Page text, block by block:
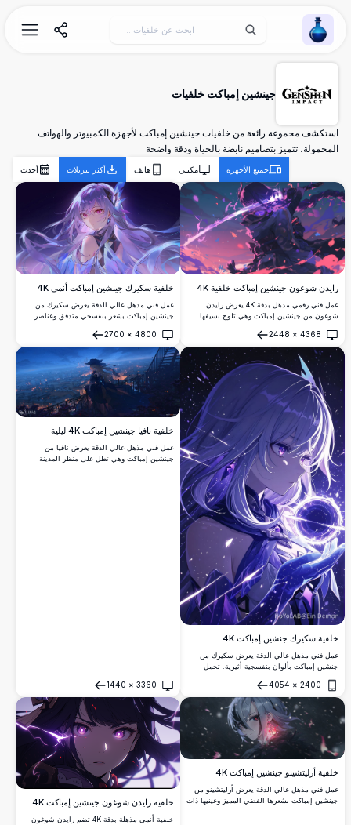
Wallpaper Alchemy
جينشين إمباكت خلفيات
استكشف مجموعة رائعة من خلفيات جينشين إمباكت لأجهزة الكمبيوتر والهواتف
المحمولة، تتميز بتصاميم نابضة بالحياة ودقة واضحة
جميع الأجهزة مكتبي هاتف أكثر تنزيلات أحدث
رايدن شوغون جينشين إمباكت خلفية 4K
عمل فني رقمي مذهل بدقة 4K يعرض رايدن
شوغون من جينشين إمباكت وهي تلوح بسيفها
الكرز. رسم توضيحي عالي الدقة بأسلوب الأنمي
مثالي لخلفيات سطح المكتب مع لوحة ألوان
بنفسجية ووردية نابضة بالحياة تخلق جو معركة
ملحمية.
4368
×
2448
فتح
خلفية سكيرك جينشين إمباكت أنمي 4K
عمل فني مذهل عالي الدقة يعرض سكيرك من
جينشين إمباكت بشعر بنفسجي متدفق وعناصر
بالنجوم. خلفية سطح مكتب مثالية تعرض أسلوب
فني أنمي أثيري بلوحة ألوان نابضة بالحياة من
البنفسجي والأزرق.
4800
×
2700
فتح
خلفية سكيرك جنشين إمباكت 4K
عمل فني مذهل عالي الدقة يعرض سكيرك من
جنشين إمباكت بألوان بنفسجية أثيرية. تحمل
مليئة بالنجوم، تعرض فناً جميلاً بأسلوب الأنمي مع
شعر متدفق وأجواء سحرية مثالية لأي شاشة.
2400
×
4054
فتح
خلفية نافيا جينشين إمباكت 4K ليلية
عمل فني مذهل عالي الدقة يعرض نافيا من
جينشين إمباكت وهي تطل على منظر المدينة
3360
×
1440
فتح
خلفية أرليتشينو جينشين إمباكت 4K
عمل فني مذهل عالي الدقة يعرض أرليتشينو من
جينشين إمباكت بشعرها الفضي المميز وعينيها ذات
خلفية رايدن شوغون جينشين إمباكت 4K
خلفية أنمي مذهلة بدقة 4K تضم رايدن شوغون